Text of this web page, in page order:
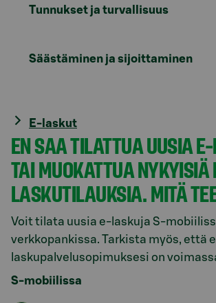
Tunnukset ja turvallisuus
Säästäminen ja sijoittaminen
E-laskut
EN SAA TILATTUA UUSIA
TAI MUOKATTUA NYKYISIÄ
LASKUTILAUKSIA. MITÄ
Voit tilata uusia e-laskuja S-
verkkopankissa. Tarkista myös, että
laskupalvelusopimuksesi on
S-mobiilissa